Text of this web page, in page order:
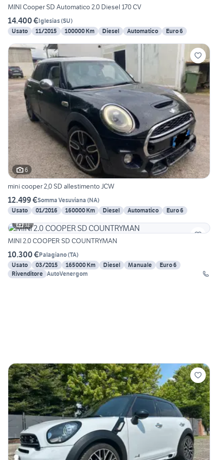
MINI Cooper SD Automatico 2.0 Diesel 170 CV
14.400 €Iglesias(SU)
Usato
11/2015 100000 Km Diesel Automatico Euro 6
6
mini cooper 2,0 SD allestimento JCW
12.499 €Somma Vesuviana (NA)
Usato
01/2016 160000 Km Diesel Automatico
Euro 6
11
MINI 2.0 COOPER SD COUNTRYMAN
10.300 €Palagiano(TA)
Usato
03/2015 165000 Km Diesel Manuale
Euro 6
Rivenditore AutoVenergom